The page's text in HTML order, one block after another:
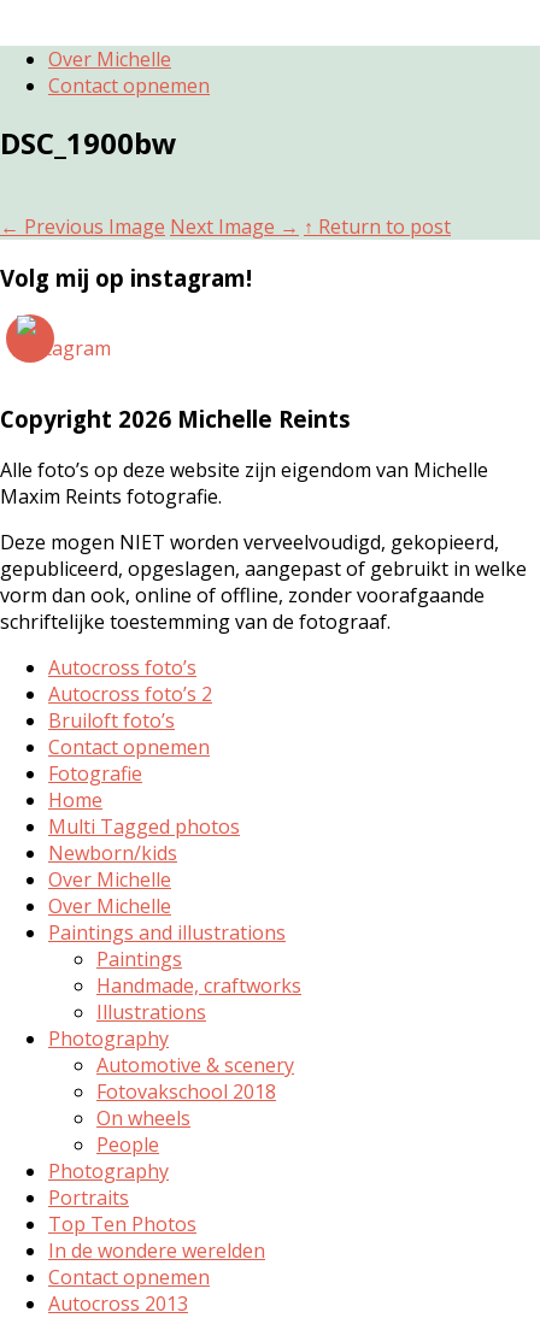
Over Michelle
Contact opnemen
DSC_1900bw
← Previous Image Next Image → ↑ Return to post
Volg mij op instagram!
Copyright 2026 Michelle Reints
Alle foto’s op deze website zijn eigendom van Michelle
Maxim Reints fotografie.
Deze mogen NIET worden verveelvoudigd, gekopieerd,
gepubliceerd, opgeslagen, aangepast of gebruikt in welke
vorm dan ook, online of offline, zonder voorafgaande
schriftelijke toestemming van de fotograaf.
Autocross foto’s
Autocross foto’s 2
Bruiloft foto’s
Contact opnemen
Fotografie
Home
Multi Tagged photos
Newborn/kids
Over Michelle
Over Michelle
Paintings and illustrations
Paintings
Handmade, craftworks
Illustrations
Photography
Automotive & scenery
Fotovakschool 2018
On wheels
People
Photography
Portraits
Top Ten Photos
In de wondere werelden
Contact opnemen
Autocross 2013